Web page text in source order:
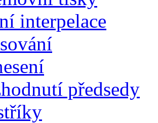
interpelace
předsedy